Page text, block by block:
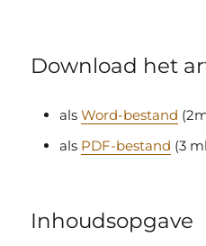
Download het
alsWord-bestand
als PDF-bestand (3
Inhoudsopgave